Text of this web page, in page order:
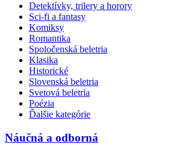
Detektívky, trilery a horory
Sci-fi a fantasy
Komiksy
Romantika
Spoločenská beletria
Klasika
Historické
Slovenská beletria
Svetová beletria
Poézia
Ďalšie kategórie
Náučná a odborná